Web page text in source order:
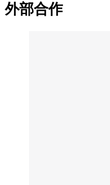
外部合作